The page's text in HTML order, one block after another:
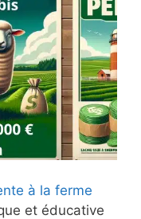
à la ferme
et éducative